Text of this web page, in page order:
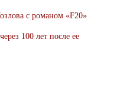
с романом «F20»
100 лет после ее